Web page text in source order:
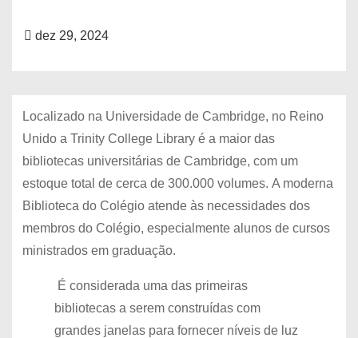
dez 29, 2024
Localizado na Universidade de Cambridge, no Reino
Unido a Trinity College Library é a maior das
bibliotecas universitárias de Cambridge, com um
estoque total de cerca de 300.000 volumes. A moderna
Biblioteca do Colégio atende às necessidades dos
membros do Colégio, especialmente alunos de cursos
ministrados em graduação.
É considerada uma das primeiras
bibliotecas a serem construídas com
grandes janelas para fornecer níveis de luz